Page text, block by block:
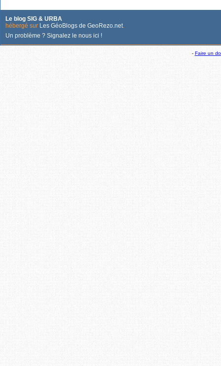
Le blog SIG & URBA
hébergé sur Les GéoBlogs de GeoRezo.net.
Un problème ? Signalez le nous ici !
- Faire un